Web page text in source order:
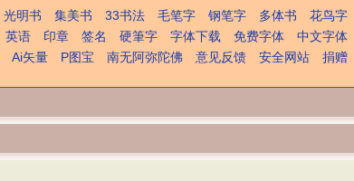
光明书 集美书 33书法 毛笔字 钢笔字 多体书
花鸟字
英语 印章 签名 硬筆字 字体下载 免费字体
中文字体
Ai矢量 P图宝 南无阿弥陀佛 意见反馈 安全网站
捐赠